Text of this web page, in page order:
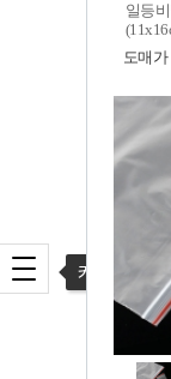
카테고리 열
일등
도매가